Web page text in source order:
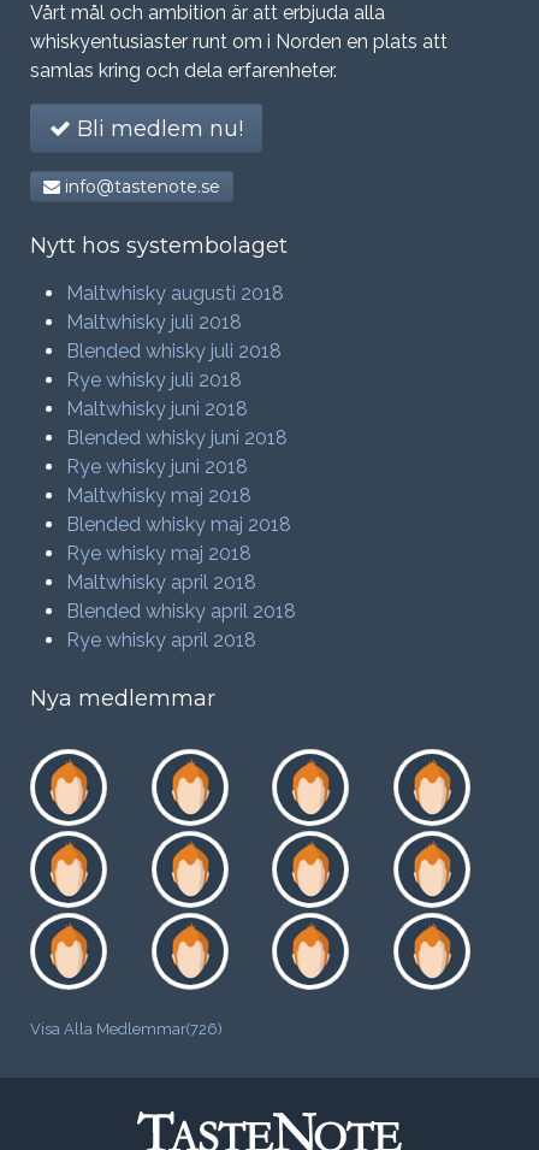
Vårt mål och ambition är att erbjuda alla
whiskyentusiaster runt om i Norden en plats att
samlas kring och dela erfarenheter.
Bli medlem nu!
info@tastenote.se
Nytt hos systembolaget
Maltwhisky augusti 2018
Maltwhisky juli 2018
Blended whisky juli 2018
Rye whisky juli 2018
Maltwhisky juni 2018
Blended whisky juni 2018
Rye whisky juni 2018
Maltwhisky maj 2018
Blended whisky maj 2018
Rye whisky maj 2018
Maltwhisky april 2018
Blended whisky april 2018
Rye whisky april 2018
Nya medlemmar
Visa Alla Medlemmar(726)